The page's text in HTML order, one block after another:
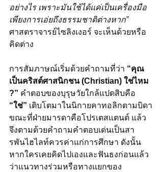
อย่างไร เพราะมันใช้ได้แค่เป็นเครื่องมือ
เพียงการเอ่ยถึงธรรมชาติต่างหาก”
ศาสตราจารย์ไซลิงเงอร์ จะเห็นด้วยหรือ
คิดต่าง
การสัมภาษณ์เริ่มด้วยคำถามที่ว่า “คุณ
เป็นคริสต์ศาสนิกชน (Christian) ใช่ไหม
?” คำตอบของบุรุษวัยใกล้แปดสิบคือ
“ใช่” เติบโตมาในนิกายคาทอลิกตามบิดา
ขณะที่ฝ่ายมารดาคือโปรเตสแตนต์ แล้ว
จึงตามด้วยคำถามคำตอบเด่นเป็นสา
รพันไฮไลท์ควรค่าแก่การศึกษา ดังนั้น
หากใครเคยคิดไปเองและฟันธงก่อนแล้ว
ว่าแนวทางร่วมหรือทางแยกของ